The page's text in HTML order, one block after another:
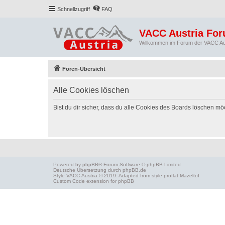
Schnellzugriff FAQ
VACC Austria
Willkommen im Forum der VACC
Foren-Übersicht
Alle Cookies löschen
Bist du dir sicher, dass du alle Cookies des Boards löschen
Powered by phpBB® Forum Software © phpBB Limited
Deutsche Übersetzung durch phpBB.de
Style VACC-Austria © 2019. Adapted from style proflat Mazeltof
Custom Code extension for phpBB